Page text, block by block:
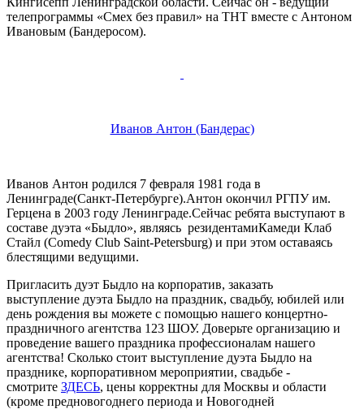
телепрограммы «Смех без правил» на ТНТ вместе с Антоном
Ивановым (Бандеросом).
Иванов Антон (Бандерас)
Иванов Антон родился 7 февраля 1981 года в
Ленинграде(Санкт-Петербурге).Антон окончил РГПУ им.
Герцена в 2003 году Ленинграде.Сейчас ребята выступают в
составе дуэта «Быдло», являясь резидентамиКамеди Клаб
Стайл (Comedy Club Saint-Petersburg) и при этом оставаясь
блестящими ведущими.
Пригласить дуэт Быдло на корпоратив, заказать
выступление дуэта Быдло на праздник, свадьбу, юбилей или
день рождения вы можете с помощью нашего концертно-
праздничного агентства 123 ШОУ. Доверьте организацию и
проведение вашего праздника профессионалам нашего
агентства! Сколько стоит выступление дуэта Быдло на
празднике, корпоративном мероприятии, свадьбе -
смотрите ЗДЕСЬ, цены корректны для Москвы и области
(кроме предновогоднего периода и Новогодней